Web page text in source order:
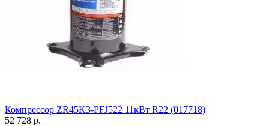
Компрессор ZR45K3-PFJ522 11кВт R22 (017718)
52 728 р.